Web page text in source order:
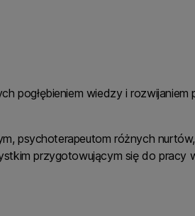
pogłębieniem wiedzy i
psychoterapeutom różnych
przygotowującym się do pracy